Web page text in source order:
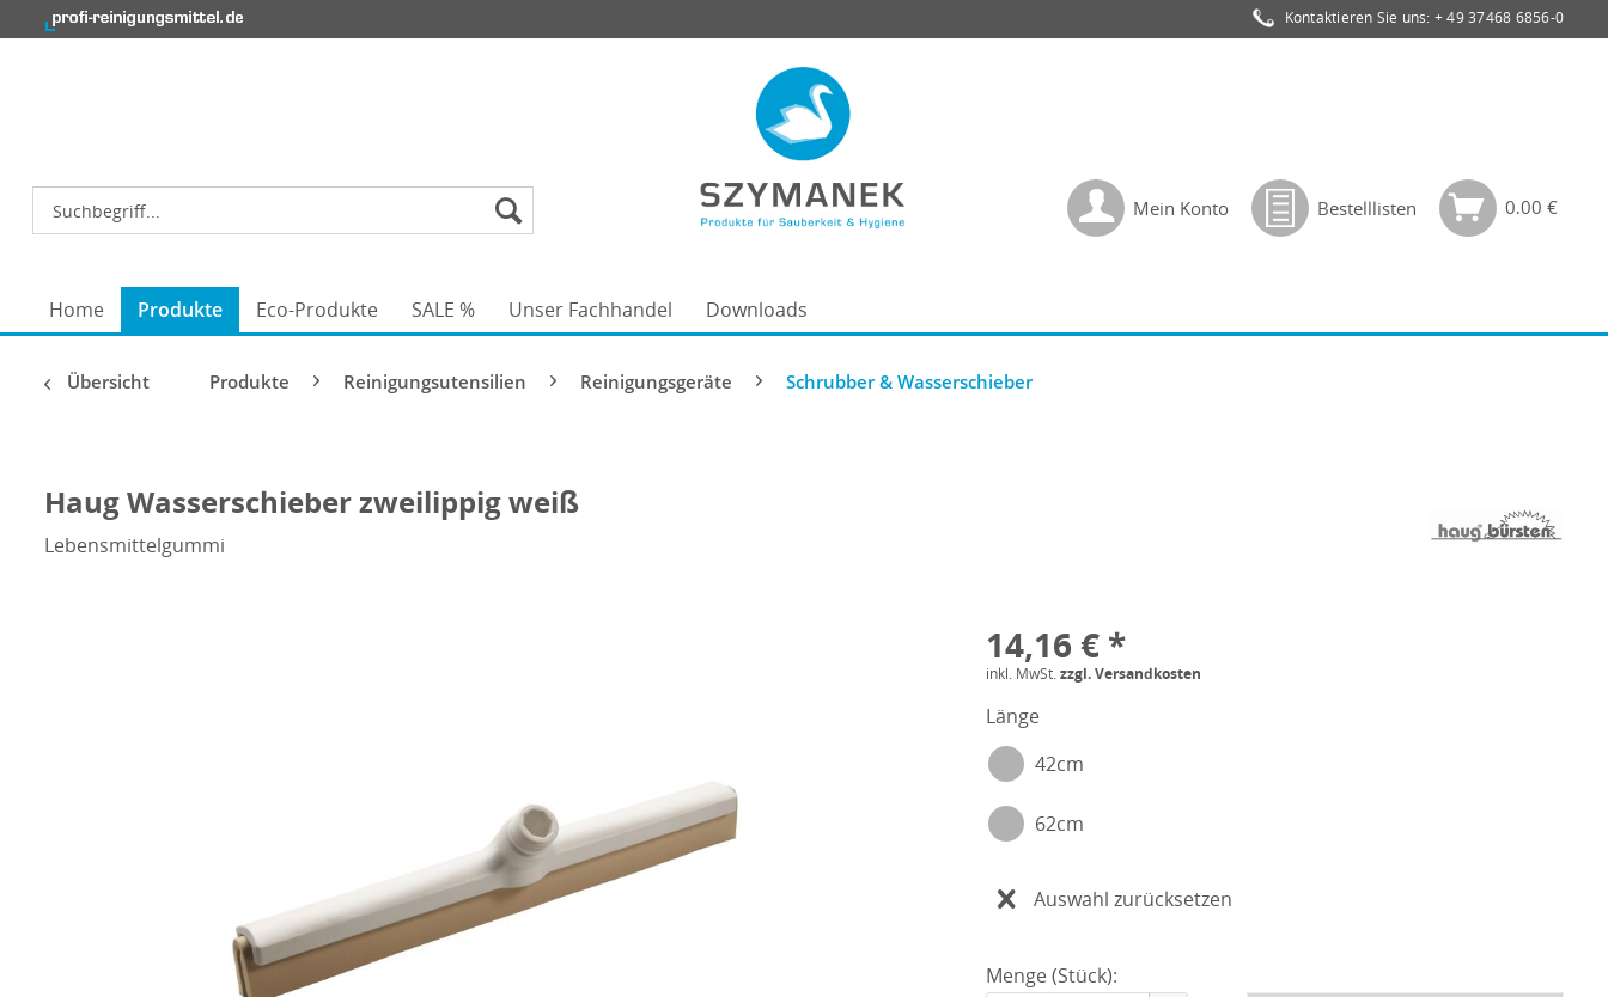
Kontaktieren Sie uns: + 49 37468 6856-0
Mein Konto Bestelllisten 0,00 €
Home Produkte Eco-Produkte SALE % Unser Fachhandel Downloads
Übersicht Produkte Reinigungsutensilien Reinigungsgeräte Schrubber & Wasserschieber
Haug Wasserschieber zweilippig weiß
Lebensmittelgummi
14,16 € *
inkl. MwSt.zzgl. Versandkosten
Länge
42cm
62cm
Auswahl zurücksetzen
Menge (Stück):